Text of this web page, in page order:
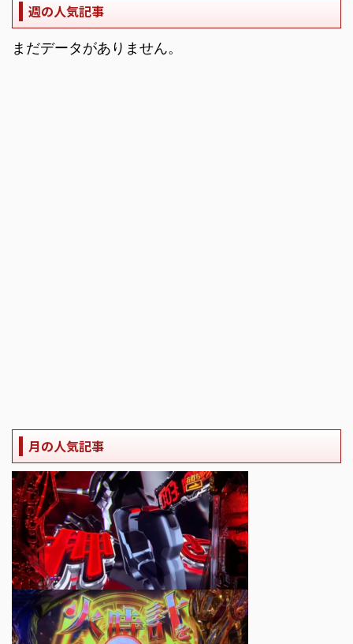
週の人気記事
まだデータがありません。
月の人気記事